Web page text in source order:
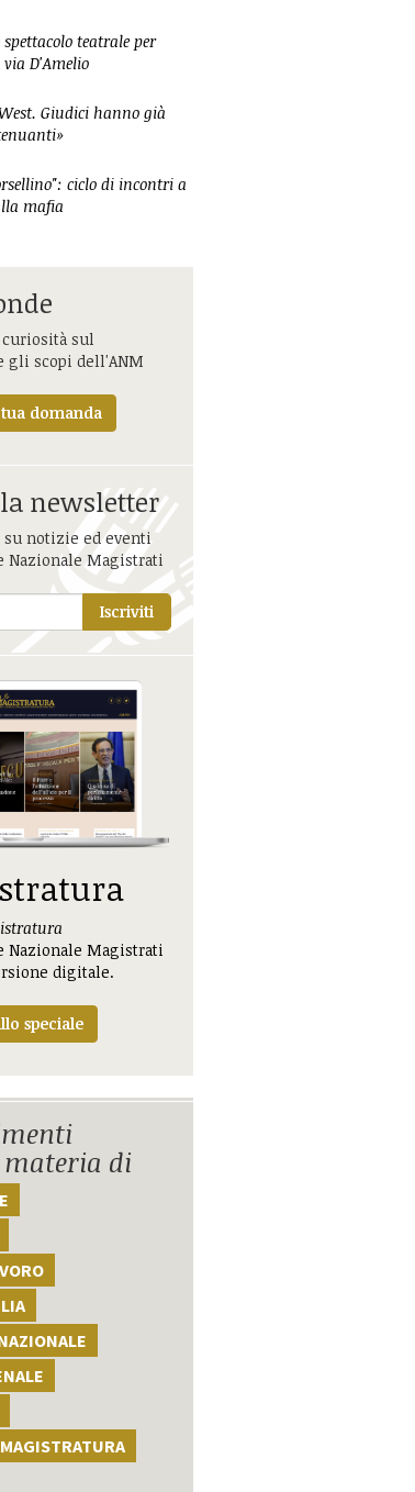
teatrale per
D'Amelio
Giudici hanno già
ciclo di incontri a
mafia
curiosità sul
gli scopi dell'ANM
domanda
newsletter
su notizie ed eventi
Nazionale Magistrati
Iscriviti
Nazionale Magistrati
digitale.
speciale
di